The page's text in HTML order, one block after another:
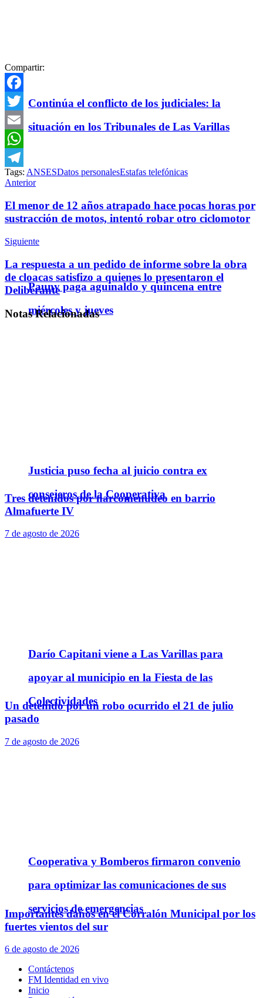
Continúa el conflicto de los judiciales: la
situación en los Tribunales de Las Varillas
Pauny paga aguinaldo y quincena entre
miércoles y jueves
Justicia puso fecha al juicio contra ex
consejeros de la Cooperativa
Darío Capitani viene a Las Varillas para
apoyar al municipio en la Fiesta de las
Colectividades
Cooperativa y Bomberos firmaron convenio
para optimizar las comunicaciones de sus
servicios de emergencias
Compartir:
Facebook
Twitter
Email
WhatsApp
Telegram
Tags: ANSESDatos personalesEstafas telefónicas
Anterior
El menor de 12 años atrapado hace pocas horas por
sustracción de motos, intentó robar otro ciclomotor
Siguiente
La respuesta a un pedido de informe sobre la obra
de cloacas satisfizo a quienes lo presentaron el
Deliberante
NotasRelacionadas
Tres detenidos por narcomenudeo en barrio
Almafuerte IV
7 de agosto de 2026
Un detenido por un robo ocurrido el 21 de julio
pasado
7 de agosto de 2026
Importantes daños en el Corralón Municipal por los
fuertes vientos del sur
6 de agosto de 2026
Contáctenos
FM Identidad en vivo
Inicio